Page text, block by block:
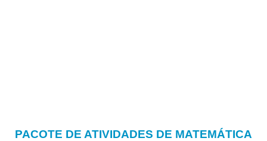
PACOTE DE ATIVIDADES DE MATEMÁTICA